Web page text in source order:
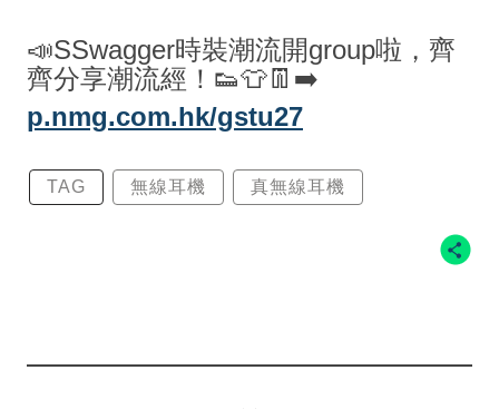
📣SSwagger時裝潮流開group啦，齊
齊分享潮流經！👟👕👖➡️
p.nmg.com.hk/gstu27
TAG 無線耳機 真無線耳機